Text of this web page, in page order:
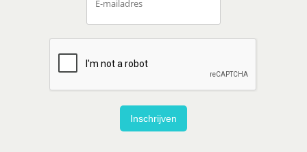
Inschrijven